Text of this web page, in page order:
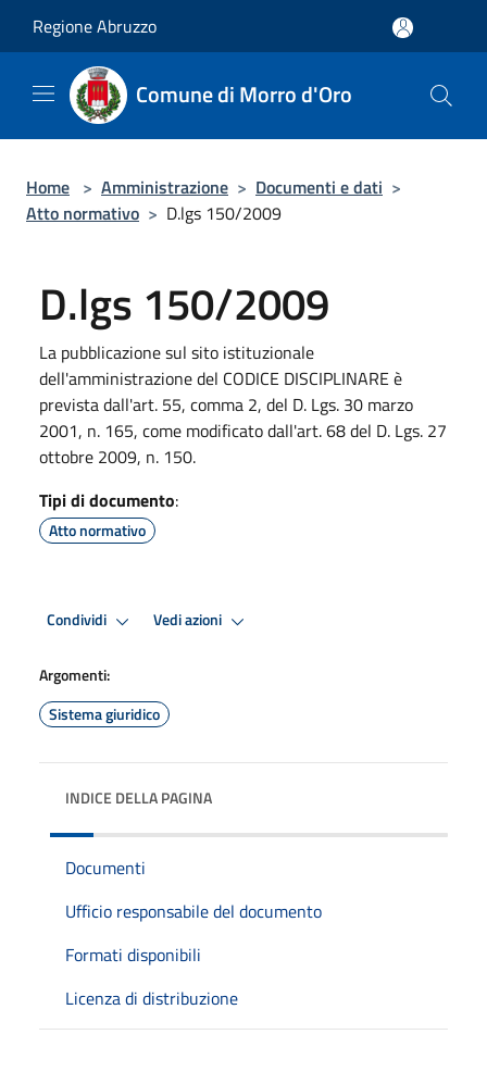
Regione Abruzzo
Comune di Morro d'Oro
Home > Amministrazione > Documenti e dati >
Atto normativo > D.lgs 150/2009
D.lgs 150/2009
La pubblicazione sul sito istituzionale
dell'amministrazione del CODICE DISCIPLINARE è
prevista dall'art. 55, comma 2, del D. Lgs. 30 marzo
2001, n. 165, come modificato dall'art. 68 del D. Lgs. 27
ottobre 2009, n. 150.
Tipi di documento:
Atto normativo
Condividi Vedi azioni
Argomenti:
Sistema giuridico
INDICE DELLA PAGINA
Documenti
Ufficio responsabile del documento
Formati disponibili
Licenza di distribuzione